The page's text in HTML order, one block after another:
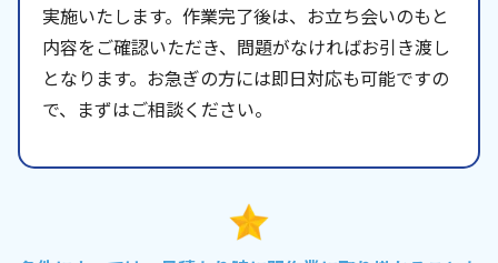
実施いたします。作業完了後は、お立ち会いのもと
内容をご確認いただき、問題がなければお引き渡し
となります。お急ぎの方には即日対応も可能ですの
で、まずはご相談ください。